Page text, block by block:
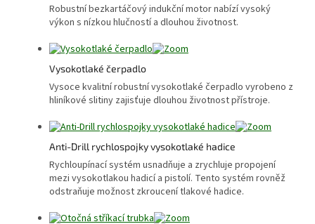
Robustní bezkartáčový indukční motor nabízí vysoký
výkon s nízkou hlučností a dlouhou životnost.
Vysokotlaké čerpadlo
Vysoce kvalitní robustní vysokotlaké čerpadlo vyrobeno z
hliníkové slitiny zajisťuje dlouhou životnost přístroje.
Anti-Drill rychlospojky vysokotlaké hadice
Rychloupínací systém usnadňuje a zrychluje propojení
mezi vysokotlakou hadicí a pistolí. Tento systém rovněž
odstraňuje možnost zkroucení tlakové hadice.